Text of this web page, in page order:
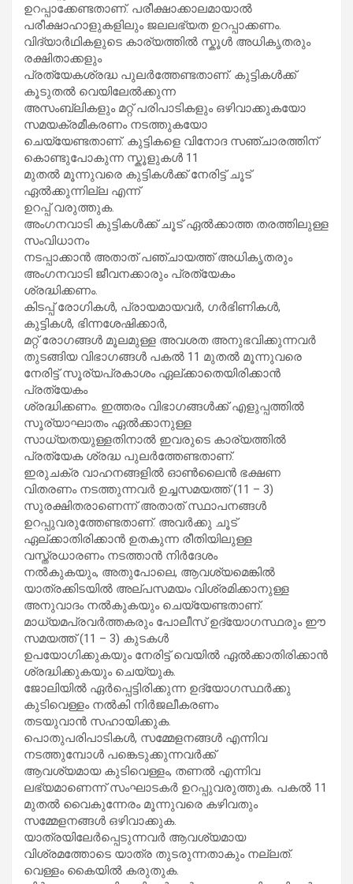
ഉറപ്പാക്കേണ്ടതാണ്. പരീക്ഷാക്കാലമായാൽ
പരീക്ഷാഹാളുകളിലും ജലലഭ്യത ഉറപ്പാക്കണം.
വിദ്യാർഥികളുടെ കാര്യത്തിൽ സ്കൂള്‍ അധികൃതരും
രക്ഷിതാക്കളും
പ്രത്യേകശ്രദ്ധ പുലര്‍ത്തേണ്ടതാണ്. കുട്ടികൾക്ക്
കൂടുതൽ വെയിലേൽക്കുന്ന
അസംബ്ലികളും മറ്റ് പരിപാടികളും ഒഴിവാക്കുകയോ
സമയക്രമീകരണം നടത്തുകയോ
ചെയ്യേണ്ടതാണ്. കുട്ടികളെ വിനോദ സഞ്ചാരത്തിന്
കൊണ്ടുപോകുന്ന സ്കൂളുകള്‍ 11
മുതല്‍ മൂന്നുവരെ കുട്ടികള്‍ക്ക് നേരിട്ട് ചൂട്
ഏല്‍ക്കുന്നില്ല എന്ന്
ഉറപ്പ് വരുത്തുക.
അംഗനവാടി കുട്ടികൾക്ക് ചൂട് ഏൽക്കാത്ത തരത്തിലുള്ള
സംവിധാനം
നടപ്പാക്കാൻ അതാത് പഞ്ചായത്ത്‌ അധികൃതരും
അംഗനവാടി ജീവനക്കാരും പ്രത്യേകം
ശ്രദ്ധിക്കണം.
കിടപ്പ് രോഗികൾ, പ്രായമായവർ, ഗർഭിണികൾ,
കുട്ടികൾ, ഭിന്നശേഷിക്കാർ,
മറ്റ് രോഗങ്ങൾ മൂലമുള്ള അവശത അനുഭവിക്കുന്നവർ
തുടങ്ങിയ വിഭാഗങ്ങൾ പകൽ 11 മുതൽ മൂന്നുവരെ
നേരിട്ട് സൂര്യപ്രകാശം ഏല്ക്കാതെയിരിക്കാൻ
പ്രത്യേകം
ശ്രദ്ധിക്കണം. ഇത്തരം വിഭാഗങ്ങൾക്ക് എളുപ്പത്തിൽ
സൂര്യാഘാതം ഏൽക്കാനുള്ള
സാധ്യതയുള്ളതിനാൽ ഇവരുടെ കാര്യത്തിൽ
പ്രത്യേക ശ്രദ്ധ പുലർത്തേണ്ടതാണ്.
ഇരുചക്ര വാഹനങ്ങളിൽ ഓൺലൈൻ ഭക്ഷണ
വിതരണം നടത്തുന്നവർ ഉച്ചസമയത്ത് (11 – 3)
സുരക്ഷിതരാണെന്ന് അതാത് സ്ഥാപനങ്ങൾ
ഉറപ്പുവരുത്തേണ്ടതാണ്. അവർക്കു ചൂട്
ഏല്ക്കാതിരിക്കാൻ ഉതകുന്ന രീതിയിലുള്ള
വസ്ത്രധാരണം നടത്താൻ നിർദേശം
നൽകുകയും, അതുപോലെ, ആവശ്യമെങ്കിൽ
യാത്രക്കിടയിൽ അല്പസമയം വിശ്രമിക്കാനുള്ള
അനുവാദം നൽകുകയും ചെയ്യേണ്ടതാണ്.
മാധ്യമപ്രവർത്തകരും പോലീസ് ഉദ്യോഗസ്ഥരും ഈ
സമയത്ത് (11 – 3) കുടകൾ
ഉപയോഗിക്കുകയും നേരിട്ട് വെയിൽ ഏൽക്കാതിരിക്കാൻ
ശ്രദ്ധിക്കുകയും ചെയ്യുക.
ജോലിയിൽ ഏർപ്പെട്ടിരിക്കുന്ന ഉദ്യോഗസ്ഥർക്കു
കുടിവെള്ളം നൽകി നിർജലീകരണം
തടയുവാൻ സഹായിക്കുക.
പൊതുപരിപാടികൾ, സമ്മേളനങ്ങൾ എന്നിവ
നടത്തുമ്പോൾ പങ്കെടുക്കുന്നവർക്ക്
ആവശ്യമായ കുടിവെള്ളം, തണൽ എന്നിവ
ലഭ്യമാണെന്ന് സംഘാടകർ ഉറപ്പുവരുത്തുക. പകൽ 11
മുതല്‍ വൈകുന്നേരം മൂന്നുവരെ കഴിവതും
സമ്മേളനങ്ങൾ ഒഴിവാക്കുക.
യാത്രയിലേർപ്പെടുന്നവർ ആവശ്യമായ
വിശ്രമത്തോടെ യാത്ര തുടരുന്നതാകും നല്ലത്.
വെള്ളം കൈയിൽ കരുതുക.